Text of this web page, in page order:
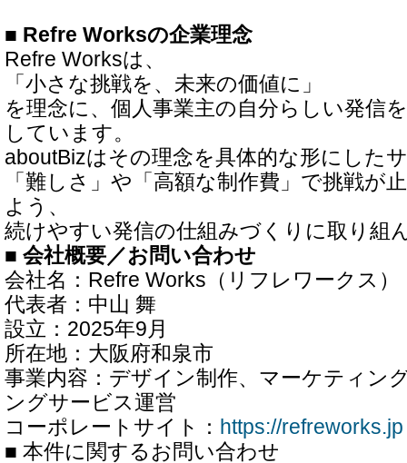
■ Refre Worksの企業理念
Refre Worksは、
「小さな挑戦を、未来の価値に」
を理念に、個人事業主の自分らしい発信
しています。
aboutBizはその理念を具体的な形にした
「難しさ」や「高額な制作費」で挑戦が
よう、
続けやすい発信の仕組みづくりに取り組
■ 会社概要／お問い合わせ
会社名：Refre Works（リフレワークス）
代表者：中山 舞
設立：2025年9月
所在地：大阪府和泉市
事業内容：デザイン制作、マーケティン
ングサービス運営
コーポレートサイト： https://refreworks.jp
■ 本件に関するお問い合わせ